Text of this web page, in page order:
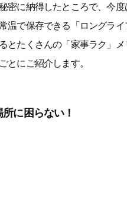
密に納得したところで、今
温で保存できる「ロングラ
とたくさんの「家事ラク」メ
とにご紹介します。
に困らない！